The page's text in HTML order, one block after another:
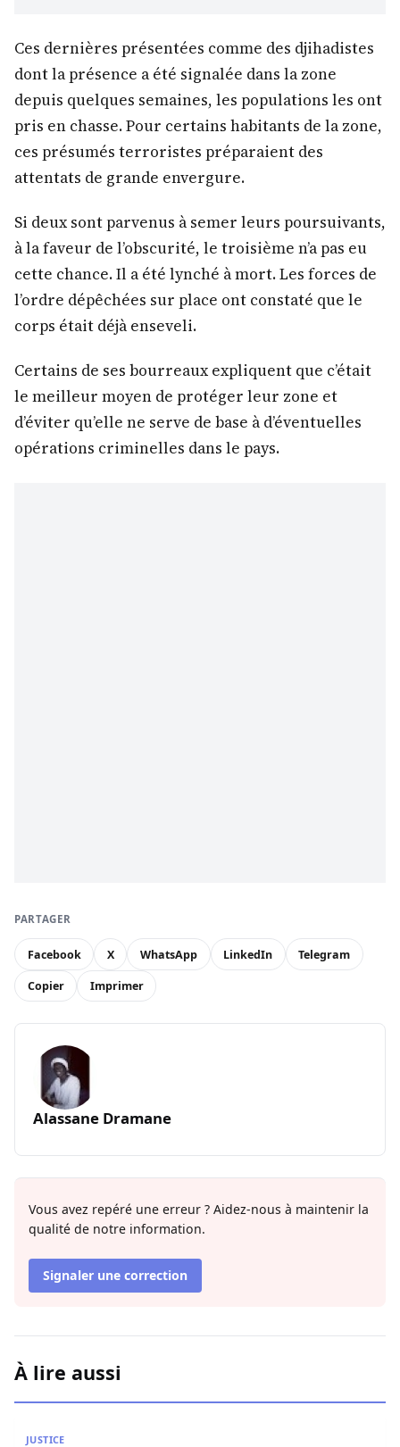
Ces dernières présentées comme des djihadistes
dont la présence a été signalée dans la zone
depuis quelques semaines, les populations les ont
pris en chasse. Pour certains habitants de la zone,
ces présumés terroristes préparaient des
attentats de grande envergure.
Si deux sont parvenus à semer leurs poursuivants,
à la faveur de l’obscurité, le troisième n’a pas eu
cette chance. Il a été lynché à mort. Les forces de
l’ordre dépêchées sur place ont constaté que le
corps était déjà enseveli.
Certains de ses bourreaux expliquent que c’était
le meilleur moyen de protéger leur zone et
d’éviter qu’elle ne serve de base à d’éventuelles
opérations criminelles dans le pays.
PARTAGER
Facebook X WhatsApp LinkedIn Telegram
Copier Imprimer
Alassane Dramane
Vous avez repéré une erreur ? Aidez-nous à maintenir la
qualité de notre information.
Signaler une correction
À lire aussi
JUSTICE